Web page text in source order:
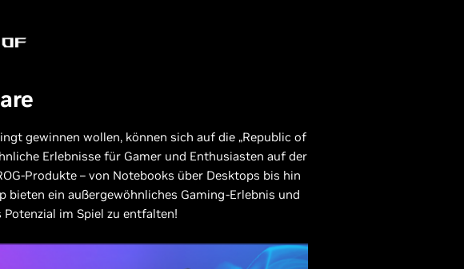
gewinnen wollen, können sich auf die „Republic of
Erlebnisse für Gamer und Enthusiasten auf der
Produkte – von Notebooks über Desktops bis hin
ein außergewöhnliches Gaming-Erlebnis und
im Spiel zu entfalten!